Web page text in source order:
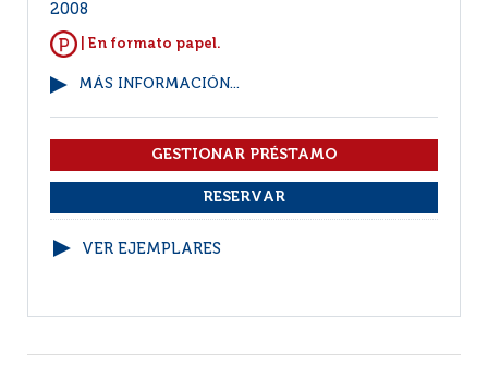
2008
| En formato papel.
MÁS INFORMACIÓN...
VER EJEMPLARES